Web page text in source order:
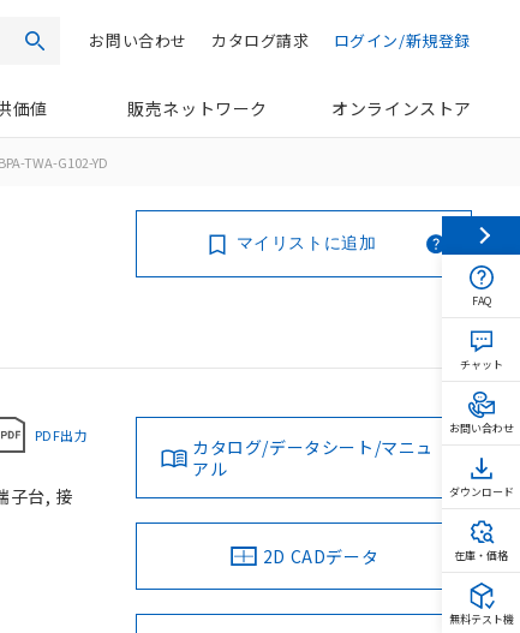
検索 ログイン/新規登録
カタログ請求
お問い合わせ
価値 販売ネットワーク オンラインストア
TWA-G102-YD
マイリストに追加
PDF出力
子台, 接
カタログ/データシート/マニュ
アル
2D CADデータ
FAQ
チャット
お問い合わせ
ダウンロード
在庫・価格
無料テスト機